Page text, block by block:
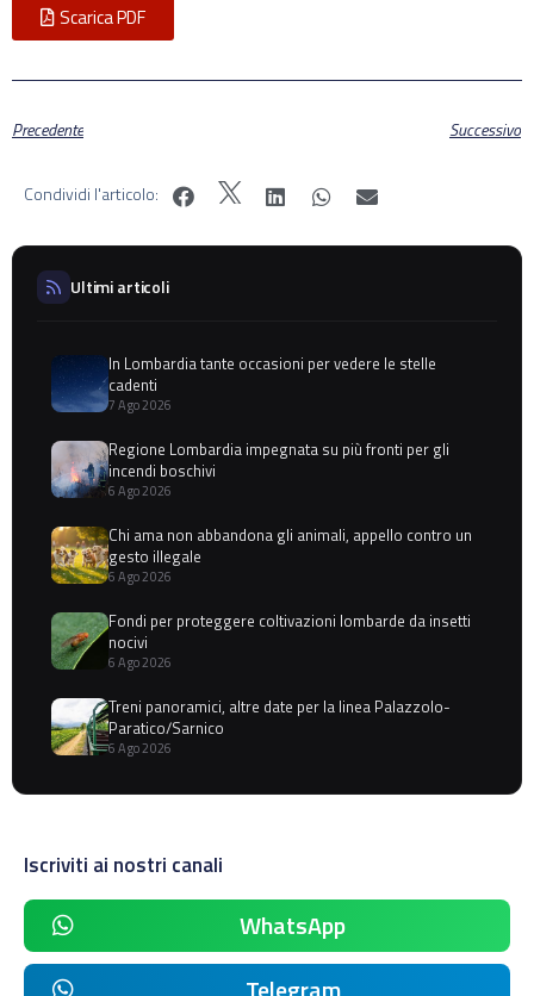
Scarica PDF
Precedente Successivo
Condividi l'articolo:
Ultimi articoli
In Lombardia tante occasioni per vedere le stelle
cadenti
7 Ago 2026
Regione Lombardia impegnata su più fronti per gli
incendi boschivi
6 Ago 2026
Chi ama non abbandona gli animali, appello contro un
gesto illegale
6 Ago 2026
Fondi per proteggere coltivazioni lombarde da insetti
nocivi
6 Ago 2026
Treni panoramici, altre date per la linea Palazzolo-
Paratico/Sarnico
6 Ago 2026
Iscriviti ai nostri canali
WhatsApp